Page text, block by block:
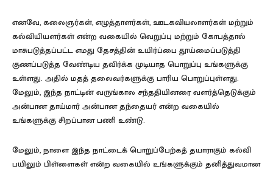
எனவே, கலைஞர்கள், எழுத்தாளர்கள், ஊடகவியலாளர்கள் மற்றும்
கல்வியியளர்கள் என்ற வகையில் வெறுப்பு மற்றும் கோபத்தால்
மாசுபடுத்தப்பட்ட எமது தேசத்தின் உயிர்ப்பை தூய்மைப்படுத்தி
குணப்படுத்த வேண்டிய தவிர்க்க முடியாத பொறுப்பு உங்களுக்கு
உள்ளது. அதில் மதத் தலைவர்களுக்கு பாரிய பொறுப்புள்ளது.
மேலும், இந்த நாட்டின் வருங்கால சந்ததியினரை வளர்த்தெடுக்கும்
அன்பான தாய்மார் அன்பான தந்தையர் என்ற வகையில்
உங்களுக்கு சிறப்பான பணி உண்டு.
மேலும், நாளை இந்த நாட்டைக் பொறுப்பேற்கத் தயாராகும் கல்வி
பயிலும் பிள்ளைகள் என்ற வகையில் உங்களுக்கும் தனித்துவமான